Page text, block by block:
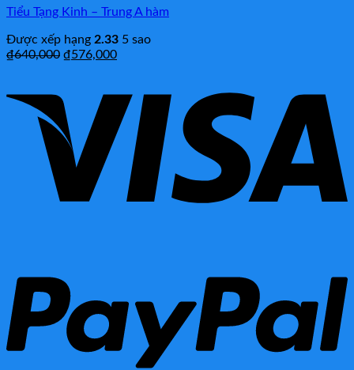
Tiểu Tạng Kinh – Trung A hàm
Được xếp hạng 2.33 5 sao
₫640,000 ₫576,000